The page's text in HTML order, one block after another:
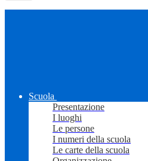
Scuola
Presentazione
I luoghi
Le persone
I numeri della scuola
Le carte della scuola